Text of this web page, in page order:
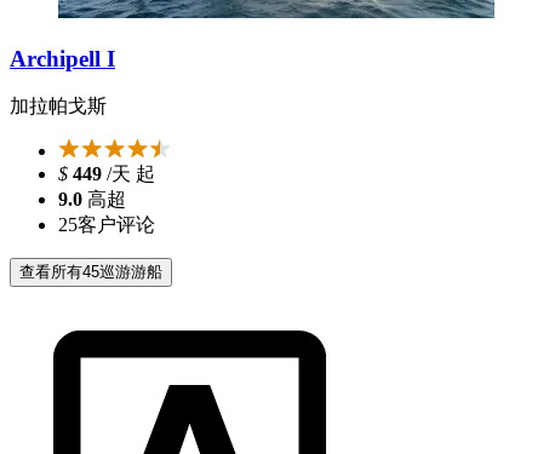
Archipell I
加拉帕戈斯
$ 449 /天 起
9.0 高超
25客户评论
查看所有45巡游游船